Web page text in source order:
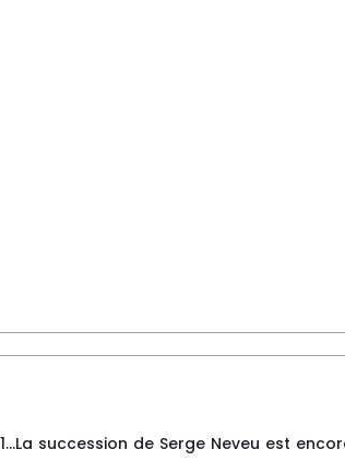
succession de Serge Neveu est